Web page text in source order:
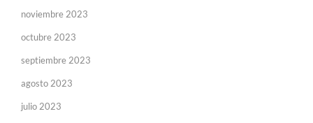
noviembre 2023
octubre 2023
septiembre 2023
agosto 2023
julio 2023